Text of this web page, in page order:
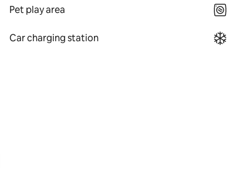
Pet play area
Car charging station